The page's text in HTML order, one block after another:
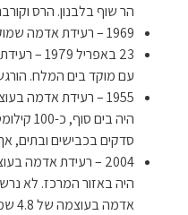
הר שוף בלבנון. הרס
1969 – רעידת אדמה שמוקדה בשארם א-שייח' בדרום סיני.
עם מוקד בים המלח.
היה
סדקים בכבישים ובתים,
היה באזור המרכז. לא
אדמה בעוצמה של 4.8 שמוקדה בים המלח הורגשה בכל הארץ.